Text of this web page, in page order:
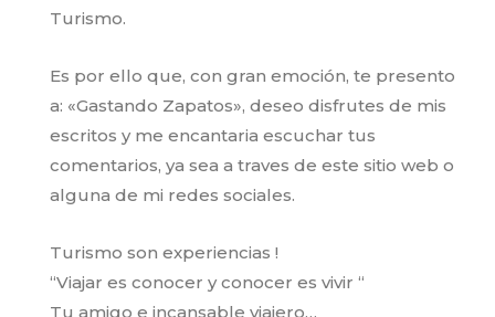
Turismo.
Es por ello que, con gran emoción, te presento
a: «Gastando Zapatos», deseo disfrutes de mis
escritos y me encantaria escuchar tus
comentarios, ya sea a traves de este sitio web o
alguna de mi redes sociales.
Turismo son experiencias !
“Viajar es conocer y conocer es vivir “
Tu amigo e incansable viajero…